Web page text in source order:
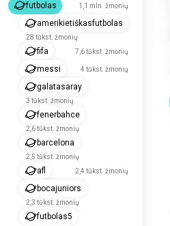
futbolas 1,1 mln. žmonių
amerikietiškasfutbolas
28 tūkst. žmonių
fifa 7,6 tūkst. žmonių
messi 4 tūkst. žmonių
galatasaray
3 tūkst. žmonių
fenerbahce
2,6 tūkst. žmonių
barcelona
2,5 tūkst. žmonių
afl 2,4 tūkst. žmonių
bocajuniors
2,3 tūkst. žmonių
futbolas5